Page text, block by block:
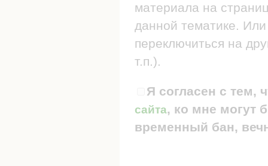
материала на
данной тематике.
переключиться на
т.п.).
Я согласен с тем,
сайта, ко мне могут
временный бан,